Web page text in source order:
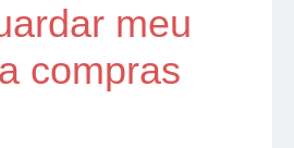
meu
compras